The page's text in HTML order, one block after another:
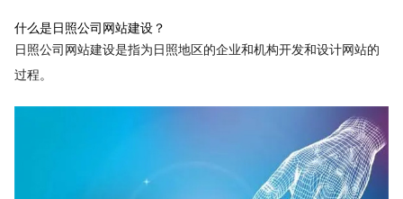
什么是日照公司网站建设？
日照公司网站建设是指为日照地区的企业和机构开发和设计网站的
过程。